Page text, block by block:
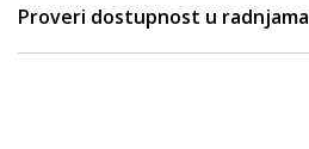
Proveri dostupnost u radnjama